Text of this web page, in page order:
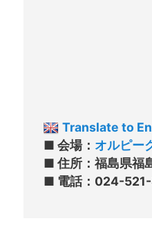
Translate to
■ 会場： オルピー
■ 住所：福島県福